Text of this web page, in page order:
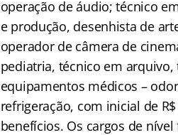
operação de áudio; técnico
e produção, desenhista de
operador de câmera de
pediatria, técnico em
equipamentos médicos –
refrigeração, com inicial de
benefícios. Os cargos de